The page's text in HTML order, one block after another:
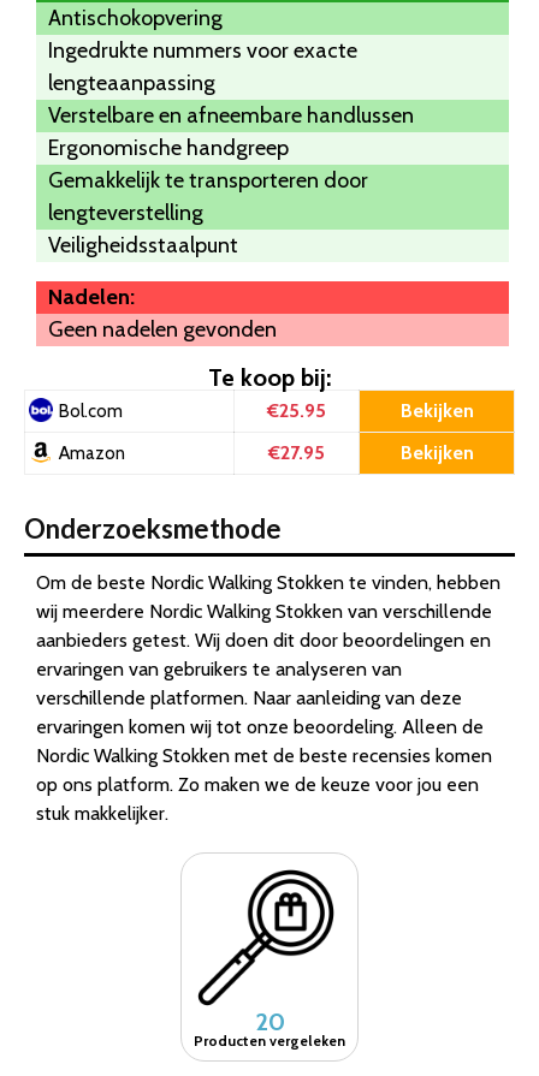
Antischokopvering
Ingedrukte nummers voor exacte
lengteaanpassing
Verstelbare en afneembare handlussen
Ergonomische handgreep
Gemakkelijk te transporteren door
lengteverstelling
Veiligheidsstaalpunt
Nadelen:
Geen nadelen gevonden
Te koop bij:
Bol.com €25.95 Bekijken
Amazon €27.95 Bekijken
Onderzoeksmethode
Om de beste Nordic Walking Stokken te vinden, hebben
wij meerdere Nordic Walking Stokken van verschillende
aanbieders getest. Wij doen dit door beoordelingen en
ervaringen van gebruikers te analyseren van
verschillende platformen. Naar aanleiding van deze
ervaringen komen wij tot onze beoordeling. Alleen de
Nordic Walking Stokken met de beste recensies komen
op ons platform. Zo maken we de keuze voor jou een
stuk makkelijker.
20
Producten vergeleken